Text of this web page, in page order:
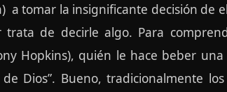
a tomar la insignificante decisión de
trata de decirle algo. Para
Hopkins), quién le hace beber
Dios”. Bueno, tradicionalmente